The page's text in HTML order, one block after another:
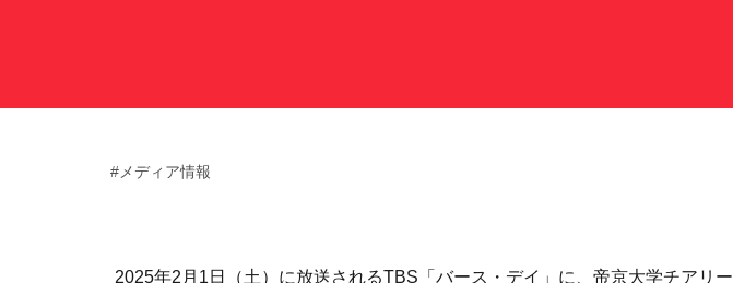
運動部支援
お問い合わせ
#メディア情報
2025年2月1日（土）に放送されるTBS「バース・デイ」に、帝京大学チアリー